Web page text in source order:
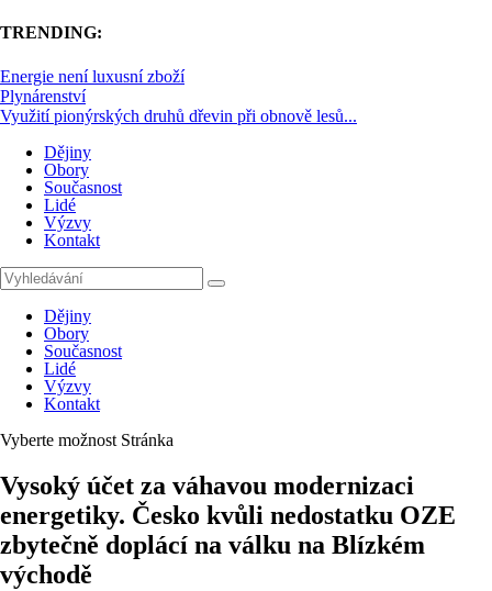
TRENDING:
Energie není luxusní zboží
Plynárenství
Využití pionýrských druhů dřevin při obnově lesů...
Dějiny
Obory
Současnost
Lidé
Výzvy
Kontakt
Dějiny
Obory
Současnost
Lidé
Výzvy
Kontakt
Vyberte možnost Stránka
Vysoký účet za váhavou modernizaci
energetiky. Česko kvůli nedostatku OZE
zbytečně doplácí na válku na Blízkém
východě